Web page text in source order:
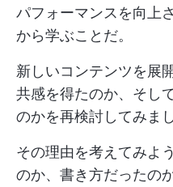
パフォーマンスを向上
から学ぶことだ。
新しいコンテンツを展
共感を得たのか、そし
のかを再検討してみま
その理由を考えてみよ
のか、書き方だったの